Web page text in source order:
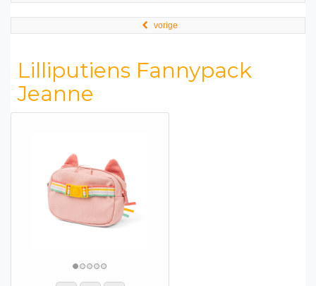
vorige
Lilliputiens Fannypack
Jeanne